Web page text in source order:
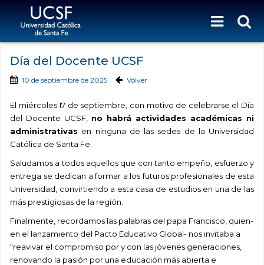
Día del Docente UCSF
10 de septiembre de 2025 Volver
El miércoles 17 de septiembre, con motivo de celebrarse el Día
del Docente UCSF, no habrá actividades académicas ni
administrativas en ninguna de las sedes de la Universidad
Católica de Santa Fe.
Saludamos a todos aquellos que con tanto empeño, esfuerzo y
entrega se dedican a formar a los futuros profesionales de esta
Universidad, convirtiendo a esta casa de estudios en una de las
más prestigiosas de la región.
Finalmente, recordamos las palabras del papa Francisco, quien-
en el lanzamiento del Pacto Educativo Global- nos invitaba a
“reavivar el compromiso por y con las jóvenes generaciones,
renovando la pasión por una educación más abierta e